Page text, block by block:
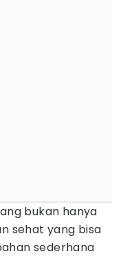
bukan hanya
sehat yang bisa
sederhana